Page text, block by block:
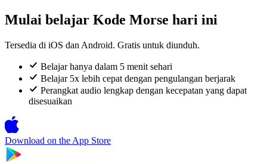
Mulai belajar Kode Morse hari ini
Tersedia di iOS dan Android. Gratis untuk diunduh.
Belajar hanya dalam 5 menit sehari
Belajar 5x lebih cepat dengan pengulangan berjarak
Perangkat audio lengkap dengan kecepatan yang dapat
disesuaikan
Download on the App Store